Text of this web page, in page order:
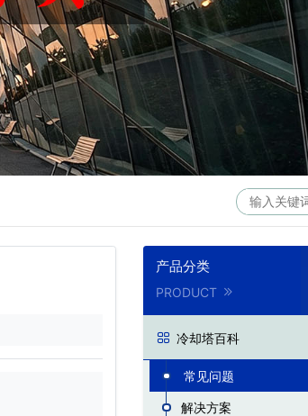
产品分类
PRODUCT
冷却塔百科
常见问题
解决方案